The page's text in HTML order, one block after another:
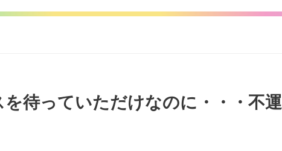
を待っていただけなのに・・・不運